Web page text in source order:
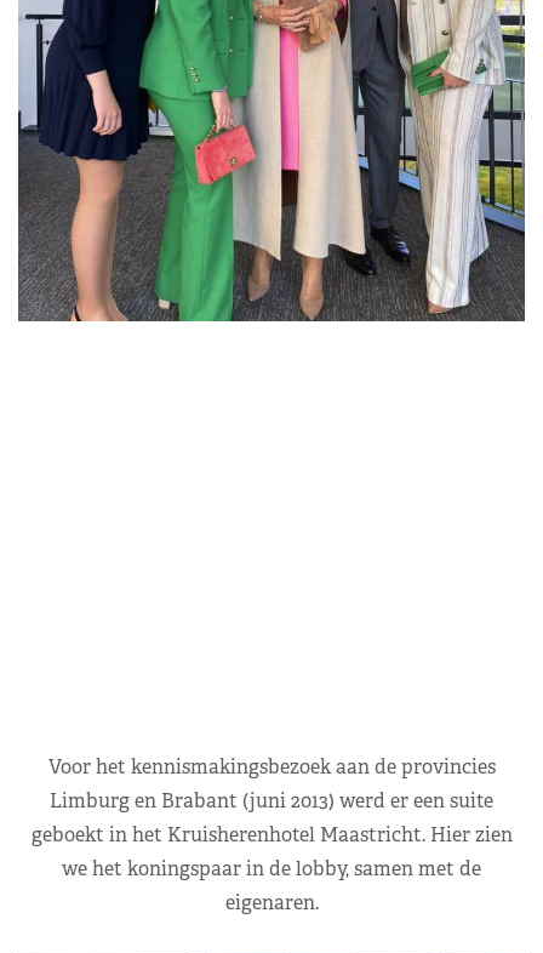
Voor het kennismakingsbezoek aan de provincies
Limburg en Brabant (juni 2013) werd er een suite
geboekt in het Kruisherenhotel Maastricht. Hier zien
we het koningspaar in de lobby, samen met de
eigenaren.